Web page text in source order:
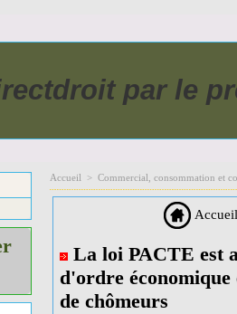
par le
Accueil > Commercial, consommation et
Accueil
La loi PACTE est
d'ordre
de chômeurs